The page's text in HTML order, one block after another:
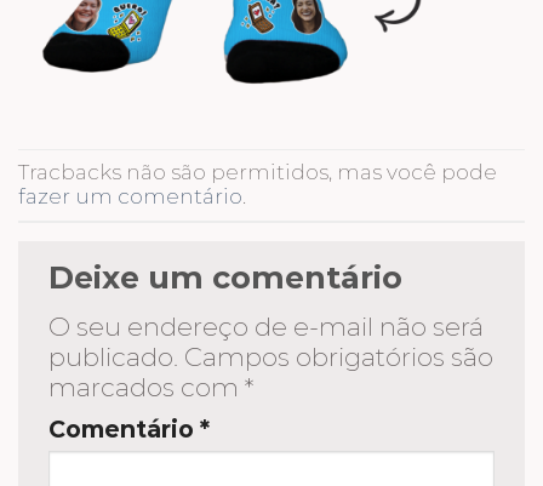
Tracbacks não são permitidos, mas você pode
fazer um comentário.
Deixe um comentário
O seu endereço de e-mail não será
publicado. Campos obrigatórios são
marcados com *
Comentário *